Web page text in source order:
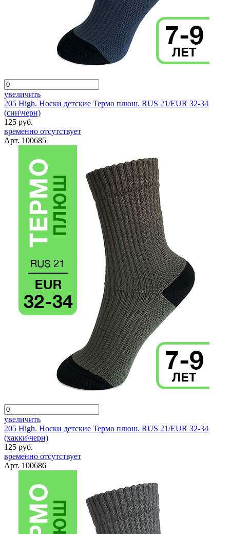
увеличить
205 High. Носки детские Термо плюш. RUS 21/EUR 32-34
(син\черн)
125 руб.
временно отсутствует
Арт. 100685
увеличить
205 High. Носки детские Термо плюш. RUS 21/EUR 32-34
(хакки\черн)
125 руб.
временно отсутствует
Арт. 100686